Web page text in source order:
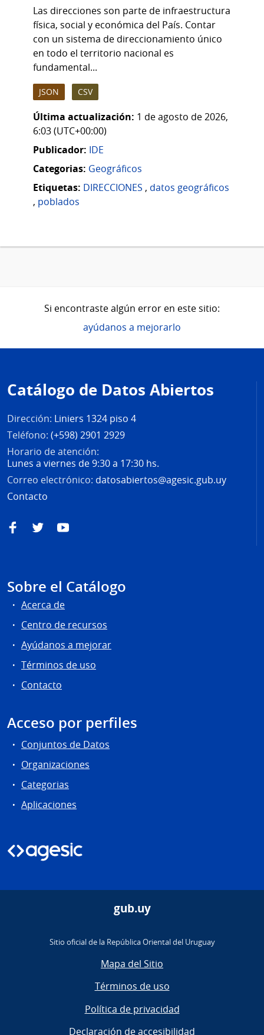
Las direcciones son parte de infraestructura
física, social y económica del País. Contar
con un sistema de direccionamiento único
en todo el territorio nacional es
fundamental...
JSON CSV
Última actualización: 1 de agosto de 2026,
6:03 (UTC+00:00)
Publicador: IDE
Categorias: Geográficos
Etiquetas: DIRECCIONES , datos geográficos
, poblados
Si encontraste algún error en este sitio:
ayúdanos a mejorarlo
de
página
Catálogo de Datos Abiertos
Dirección: Liniers 1324 piso 4
Teléfono: (+598) 2901 2929
Horario de atención:
Lunes a viernes de 9:30 a 17:30 hs.
Correo electrónico: datosabiertos@agesic.gub.uy
Contacto
FacebookTwitterYouTube
Sobre el Catálogo
Acerca de
Centro de recursos
Ayúdanos a mejorar
Términos de uso
Contacto
Acceso por perfiles
Conjuntos de Datos
Organizaciones
Categorias
Aplicaciones
gub.uy
Sitio oficial de la República Oriental del Uruguay
Mapa del Sitio
Términos de uso
Política de privacidad
Declaración de accesibilidad